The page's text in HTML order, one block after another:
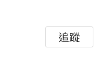
追蹤